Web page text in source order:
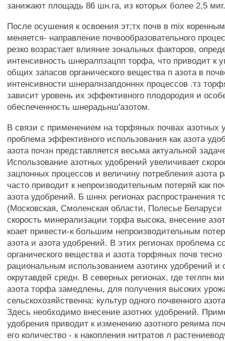
занижают площадь 86 шн.га, из которых более 2,5
После осушения к освоения эт;тх почв в mix
меняется- направление почвообразовательного
резко возрастает влияние зональных факторов,
интенсивность шнералпзацпп торфа, что приводит к
общих запасов органического вещества п азота в
интенсивности шнералнзапдонннх процессов .тз
зависит уровень их эффективного плодородия и
обеспеченность шнерадьнш'азотом.
В связи с применением на торфяных почвах азотных
проблема эффективного использования как азота
азота почзн представляется весьма актуальной
Использование азотных удобрений увеличивает
зацпонных процессов и величину потребления азота
часто приводит к непроизводительным потеряй как
азота удобрений. Б шннх регионах распространения
(Московская, Смоленская области, Полесье Беларуси
скорость минерализации торфа высока, внесение
коает привести-к большим непроизводительным
азота и азота удобрений. В этих регионах проблема
органического вещества и азота торфяных почв тесно
рациональным использованием азотинх удобрений и
окрутавдей средн. В северных регионах, где теглпн
азота торфа замедлены, для получения высоких
сельскохозяйственна: культур одного почвенного
Здесь необходимо внесение азотнкх удобрений.
удобрения приводит к изменению азотного реяима
его количество - к накопления нитратов л